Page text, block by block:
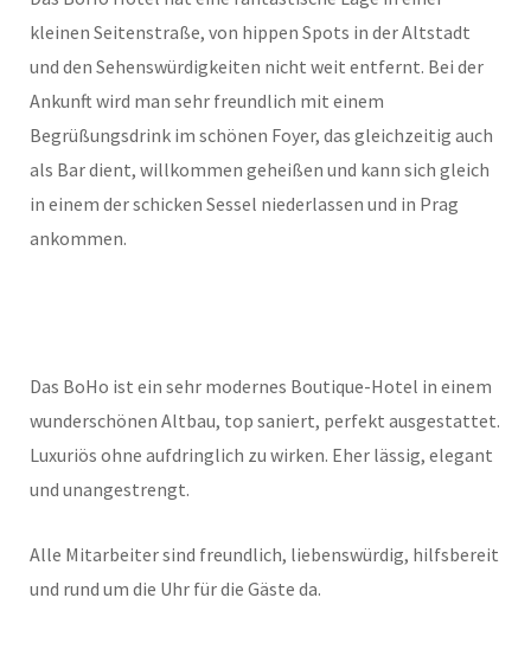
kleinen Seitenstraße, von hippen Spots in der Altstadt
und den Sehenswürdigkeiten nicht weit entfernt. Bei der
Ankunft wird man sehr freundlich mit einem
Begrüßungsdrink im schönen Foyer, das gleichzeitig auch
als Bar dient, willkommen geheißen und kann sich gleich
in einem der schicken Sessel niederlassen und in Prag
ankommen.
Das BoHo ist ein sehr modernes Boutique-Hotel in einem
wunderschönen Altbau, top saniert, perfekt ausgestattet.
Luxuriös ohne aufdringlich zu wirken. Eher lässig, elegant
und unangestrengt.
Alle Mitarbeiter sind freundlich, liebenswürdig, hilfsbereit
und rund um die Uhr für die Gäste da.